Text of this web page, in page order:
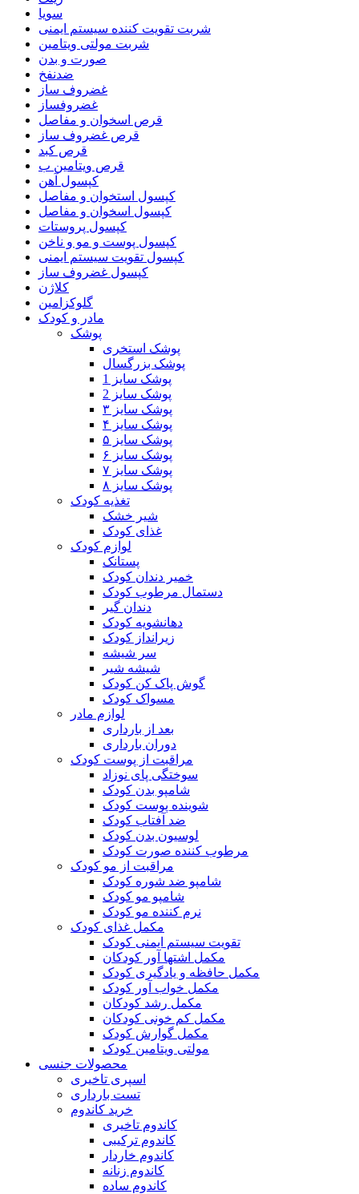
سویا
شربت تقویت کننده سیستم ایمنی
شربت مولتی ویتامین
صورت و بدن
ضدنفخ
غضروف ساز
غضروفساز
قرص اسخوان و مفاصل
قرص غضروف ساز
قرص کبد
قرص ویتامین ب
کپسول آهن
کپسول استخوان و مفاصل
کپسول اسخوان و مفاصل
کپسول پروستات
کپسول پوست و مو و ناخن
کپسول تقویت سیستم ایمنی
کپسول غضروف ساز
کلاژن
گلوکزامین
مادر و کودک
پوشک
پوشک استخری
پوشک بزرگسال
پوشک سایز 1
پوشک سایز 2
پوشک سایز ۳
پوشک سایز ۴
پوشک سایز ۵
پوشک سایز ۶
پوشک سایز ۷
پوشک سایز ۸
تغذیه کودک
شیر خشک
غذای کودک
لوازم کودک
پستانک
خمیر دندان کودک
دستمال مرطوب کودک
دندان گیر
دهانشویه کودک
زیرانداز کودک
سر شیشه
شیشه شیر
گوش پاک کن کودک
مسواک کودک
لوازم مادر
بعد از بارداری
دوران بارداری
مراقبت از پوست کودک
سوختگی پای نوزاد
شامپو بدن کودک
شوینده پوست کودک
ضد آفتاب کودک
لوسیون بدن کودک
مرطوب کننده صورت کودک
مراقبت از مو کودک
شامپو ضد شوره کودک
شامپو مو کودک
نرم کننده مو کودک
مکمل غذای کودک
تقویت سیستم ایمنی کودک
مکمل اشتها آور کودکان
مکمل حافظه و یادگیری کودک
مکمل خواب آور کودک
مکمل رشد کودکان
مکمل کم خونی کودکان
مکمل گوارش کودک
مولتی ویتامین کودک
محصولات جنسی
اسپری تاخیری
تست بارداری
خرید کاندوم
کاندوم تاخیری
کاندوم ترکیبی
کاندوم خاردار
کاندوم زنانه
کاندوم ساده